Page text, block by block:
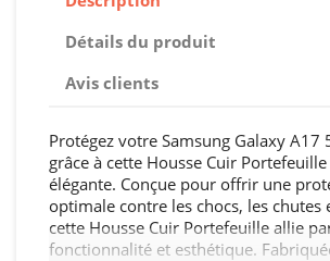
Détails du produit
Avis clients
Protégez votre Samsung Galaxy A17
grâce à cette Housse Cuir
élégante. Conçue pour offrir une
optimale contre les chocs, les chutes
cette Housse Cuir Portefeuille allie
fonctionnalité et esthétique.